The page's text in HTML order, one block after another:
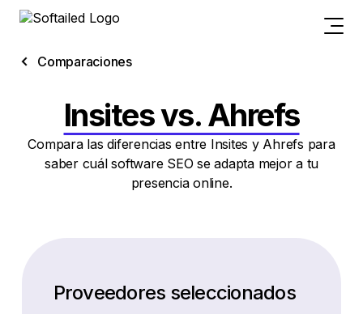
Comparaciones
Insites vs. Ahrefs
Compara las diferencias entre Insites y Ahrefs para
saber cuál software SEO se adapta mejor a tu
presencia online.
Proveedores seleccionados